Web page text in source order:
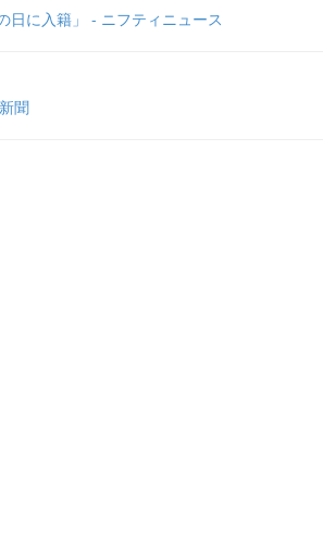
日に入籍」 - ニフティニュース
聞